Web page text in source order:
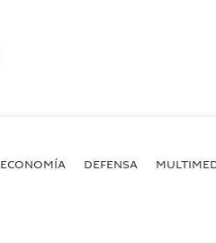
ECONOMÍA DEFENSA